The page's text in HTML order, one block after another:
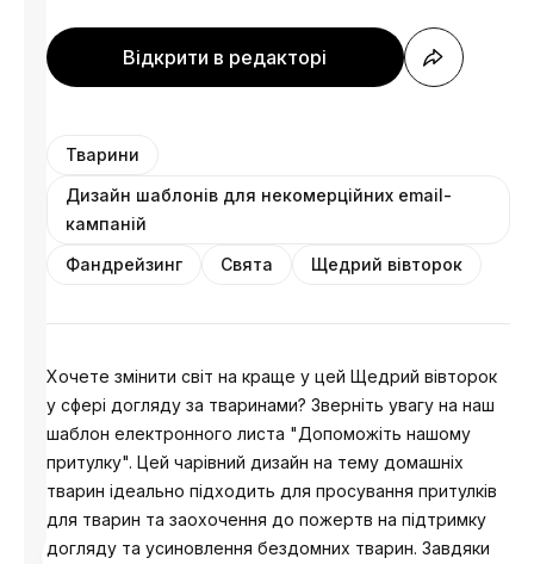
Розроблено
Відкрити в редакторі
Тварини
Дизайн шаблонів для некомерційних email-
кампаній
Фандрейзинг
Свята Щедрий вівторок
Хочете змінити світ на краще у цей Щедрий вівторок
у сфері догляду за тваринами? Зверніть увагу на наш
шаблон електронного листа "Допоможіть нашому
притулку". Цей чарівний дизайн на тему домашніх
тварин ідеально підходить для просування притулків
для тварин та заохочення до пожертв на підтримку
догляду та усиновлення бездомних тварин. Завдяки